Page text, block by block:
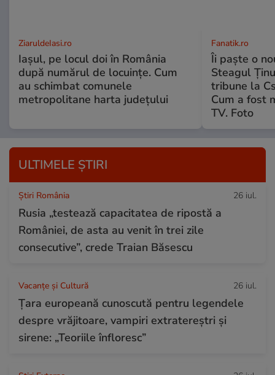
ZiaruldeIasi.ro
Iașul, pe locul doi în România
după numărul de locuințe. Cum
au schimbat comunele
metropolitane harta județului
Fanatik.ro
Îi paște o
Steagul
tribune la
Cum a fost
TV. Foto
ULTIMELE ȘTIRI
Știri România 26 iul.
Rusia „testează capacitatea de ripostă a
României, de asta au venit în trei zile
consecutive”, crede Traian Băsescu
Vacanțe și Cultură 26 iul.
Țara europeană cunoscută pentru legendele
despre vrăjitoare, vampiri extratereștri și
sirene: „Teoriile înfloresc”